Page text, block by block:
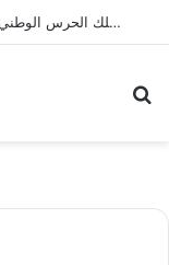
مناظرة إنتداب عرفاء ذكور بسلك الحرس الوطني بعنوان سنة 2026 : آخر أجل 24 أوت 2026